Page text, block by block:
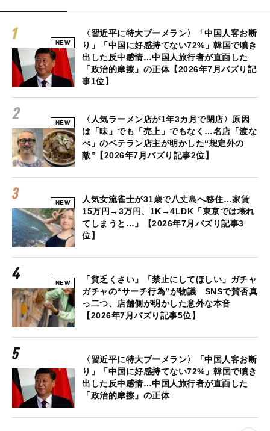
NEW
〈習近平に特大ブーメラン〉「中国人客お断
り」「中国に好感持てない72%」韓国で噴き
出した反中感情…中国人旅行者が直面した
「政治的摩擦」の正体【2026年7月バズり記
事1位】
NEW
〈人気ラーメン店が1年3カ月で閉店〉原因
は「味」でも「売上」でもなく…名店「渡な
べ」のベテラン店主が明かした“想定外の
敵”【2026年7月バズり記事2位】
NEW
人気女流雀士が31歳で八丈島へ移住…家賃
15万円→3万円、1K→4LDK「東京では壊れ
てしまうと…」【2026年7月バズり記事3
位】
NEW
「貧乏くさい」「禁止にしてほしい」ガチャ
ガチャの“サーチ行為”が物議 SNSで賛否真
っ二つ、店舗側が明かした意外な本音
【2026年7月バズり記事5位】
〈習近平に特大ブーメラン〉「中国人客お断
り」「中国に好感持てない72%」韓国で噴き
出した反中感情…中国人旅行者が直面した
「政治的摩擦」の正体